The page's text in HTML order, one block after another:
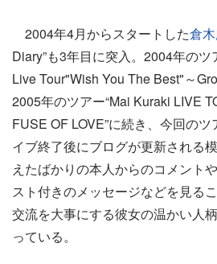
2004年4月からスタートした倉
Diary”も3年目に突入。2004年のツ
Live Tour"Wish You The Best"～
2005年のツアー“Mai Kuraki LIVE
FUSE OF LOVE”に続き、今回の
イブ終了後にブログが更新される
えたばかりの本人からのコメント
スト付きのメッセージなどを見る
交流を大事にする彼女の温かい人
っている。